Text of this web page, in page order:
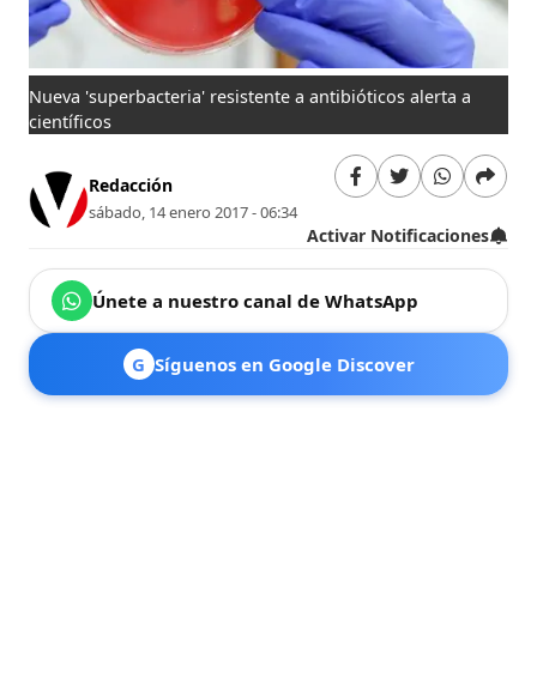
Nueva 'superbacteria' resistente a antibióticos alerta a
científicos
Redacción
sábado, 14 enero 2017 - 06:34
Activar Notificaciones
Únete a nuestro canal de WhatsApp
G Síguenos en Google Discover